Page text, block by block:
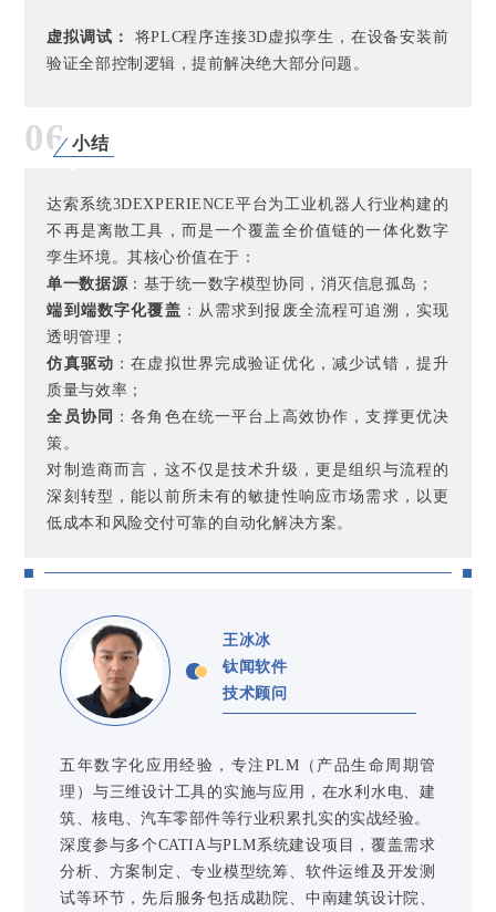
虚拟调试：
将PLC程序连接3D虚拟孪生，在设备安装前
验证全部控制逻辑，提前解决绝大部分问题。
06 小结
达索系统3DEXPERIENCE平台为工业机器人行业构建的
不再是离散工具，而是一个覆盖全价值链的一体化数字
孪生环境。其核心价值在于：
单一数据源 ：基于统一数字模型协同，消灭信息孤岛；
端到端数字化覆盖 ：从需求到报废全流程可追溯，实现
透明管理；
仿真驱动 ：在虚拟世界完成验证优化，减少试错，提升
质量与效率；
全员协同
：各角色在统一平台上高效协作，支撑更优决
策。
对制造商而言，这不仅是技术升级，更是组织与流程的
深刻转型，能以前所未有的敏捷性响应市场需求 ，以更
低成本和风险交付可靠的自动化解决方案。
王冰冰
钛闻软件
技术顾问
五年数字化应用经验，专注PLM（产品生命周期管
理）与三维设计工具的实施与应用，在水利水电、建
筑、核电、汽车零部件等行业积累扎实的实战经验。
深度参与多个CATIA与PLM系统建设项目，覆盖需求
分析、方案制定、专业模型统筹、软件运维及开发测
试等环节，先后服务包括成勘院、中南建筑设计院、